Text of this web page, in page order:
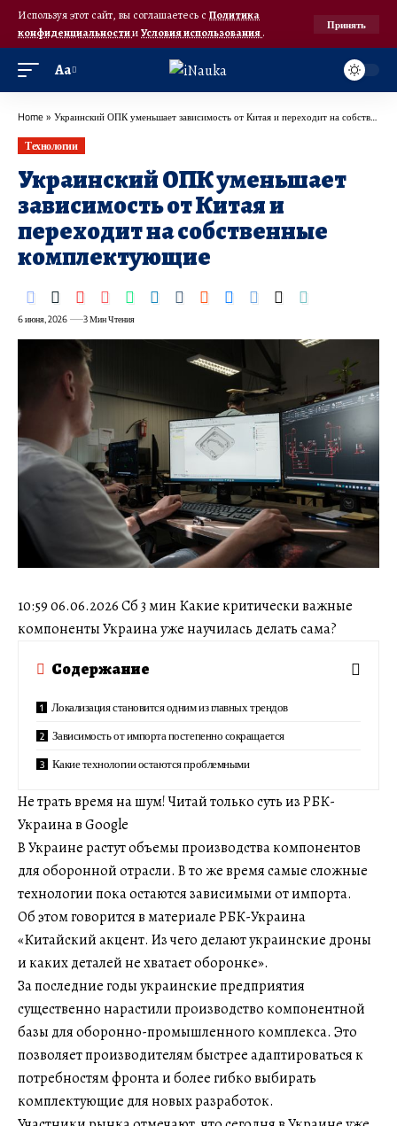
Используя этот сайт, вы соглашаетесь с Политика
конфиденциальностииУсловия использования.
Принять
Аа
Home » Украинский ОПК уменьшает зависимость от Китая и переходит на собственные комплектующие
Технологии
Украинский ОПК уменьшает
зависимость от Китая и
переходит на собственные
комплектующие
6 июня, 2026 3 Мин Чтения
10:59 06.06.2026 Сб 3 мин Какие критически важные
компоненты Украина уже научилась делать сама?
Содержание
Локализация становится одним из главных трендов
Зависимость от импорта постепенно сокращается
Какие технологии остаются проблемными
Не трать время на шум! Читай только суть из РБК-
Украина в Google
В Украине растут объемы производства компонентов
для оборонной отрасли. В то же время самые сложные
технологии пока остаются зависимыми от импорта.
Об этом говорится в материале РБК-Украина
«Китайский акцент. Из чего делают украинские дроны
и каких деталей не хватает оборонке».
За последние годы украинские предприятия
существенно нарастили производство компонентной
базы для оборонно-промышленного комплекса. Это
позволяет производителям быстрее адаптироваться к
потребностям фронта и более гибко выбирать
комплектующие для новых разработок.